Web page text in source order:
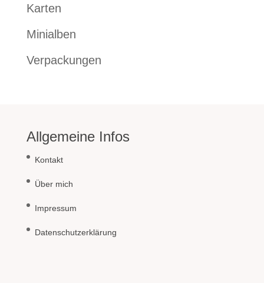
Karten
Minialben
Verpackungen
Allgemeine Infos
Kontakt
Über mich
Impressum
Datenschutzerklärung